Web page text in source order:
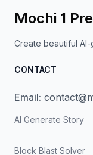
Mochi 1
Create beautiful
CONTACT
Email:
AI Generate Story
Block Blast Solver